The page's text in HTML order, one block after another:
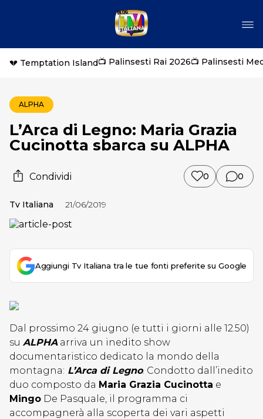
💔 Temptation Island📺 Palinsesti Rai 2026📺 Palinsesti
ALPHA
L’Arca di Legno: Maria Grazia
Cucinotta sbarca su ALPHA
Condividi 0 0
Tv Italiana 21/06/2019
Aggiungi Tv Italiana tra le tue fonti preferite su Google
Dal prossimo 24 giugno (e tutti i giorni alle 12.50)
su ALPHAarriva un inedito show
documentaristico dedicato la mondo della
montagna: L’Arca di Legno. Condotto dall’inedito
duo composto da Maria Grazia Cucinotta e
Mingo De Pasquale, il programma ci
accompagnerà alla scoperta dei vari aspetti